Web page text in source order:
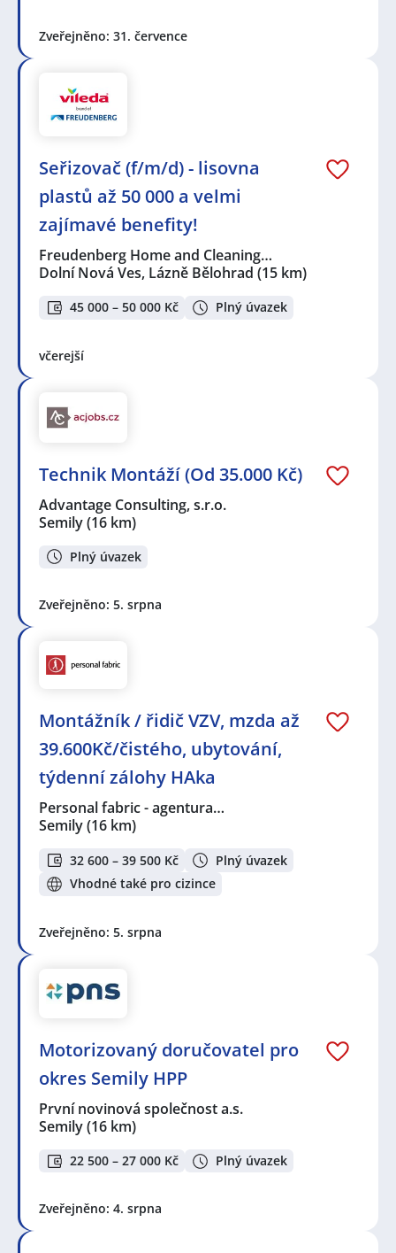
Zveřejněno: 31. července
Seřizovač (f/m/d) - lisovna
plastů až 50 000 a velmi
zajímavé benefity!
Freudenberg Home and Cleaning…
Dolní Nová Ves, Lázně Bělohrad (15 km)
45 000 – 50 000 Kč Plný úvazek
včerejší
Technik Montáží (Od 35.000 Kč)
Advantage Consulting, s.r.o.
Semily(16 km)
Plný úvazek
Zveřejněno: 5. srpna
Montážník / řidič VZV, mzda až
39.600Kč/čistého, ubytování,
týdenní zálohy HAka
Personal fabric - agentura…
Semily(16 km)
32 600 – 39 500 Kč
Plný úvazek
Vhodné také pro cizince
Zveřejněno: 5. srpna
Motorizovaný doručovatel pro
okres Semily HPP
První novinová společnost a.s.
Semily(16 km)
22 500 – 27 000 Kč Plný úvazek
Zveřejněno: 4. srpna